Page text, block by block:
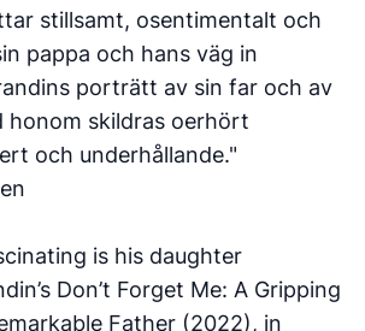
stillsamt, osentimentalt och
pappa och hans väg in
porträtt av sin far och av
honom skildras oerhört
och underhållande."
is his daughter
Don’t Forget Me: A Gripping
Father (2022), in